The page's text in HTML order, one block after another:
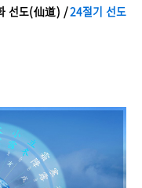
선도(仙道) /24절기 선도